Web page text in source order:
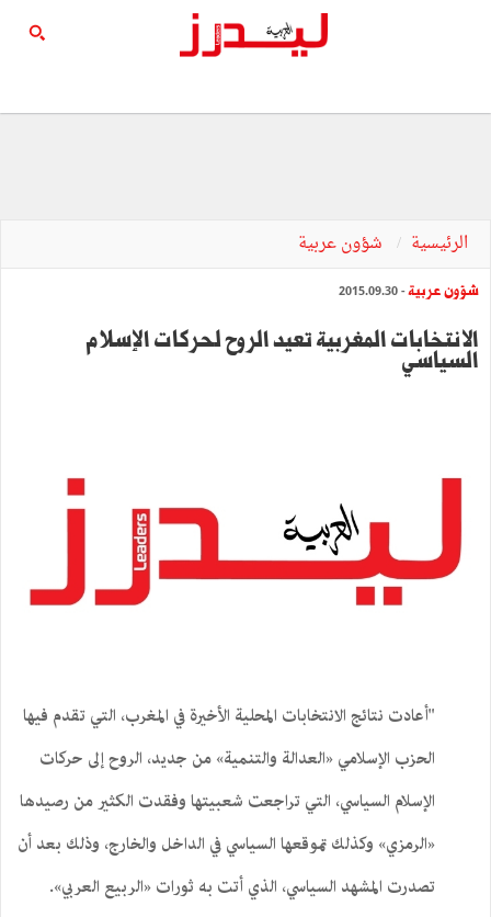
الرئيسية شؤون عربية
شؤون عربية- 2015.09.30
الانتخابات المغربية تعيد الروح لحركات الإسلام
السياسي
"أعادت نتائج الانتخابات المحلية الأخيرة في المغرب، التي تقدم فيها
الحزب الإسلامي «العدالة والتنمية» من جديد، الروح إلى حركات
الإسلام السياسي، التي تراجعت شعبيتها وفقدت الكثير من رصيدها
«الرمزي» وكذلك تموقعها السياسي في الداخل والخارج، وذلك بعد أن
تصدرت المشهد السياسي، الذي أتت به ثورات «الربيع العربي».